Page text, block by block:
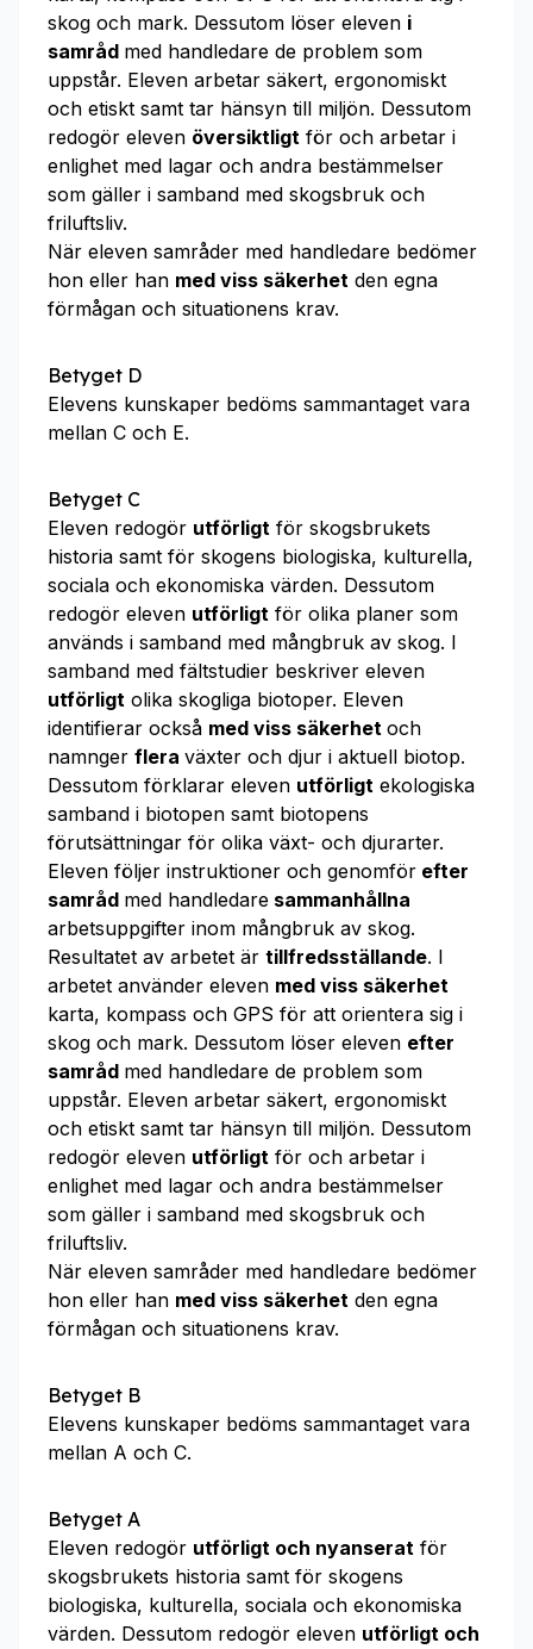
skog och mark. Dessutom löser eleven i
samråd med handledare de problem som
uppstår. Eleven arbetar säkert, ergonomiskt
och etiskt samt tar hänsyn till miljön. Dessutom
redogör eleven översiktligt för och arbetar i
enlighet med lagar och andra bestämmelser
som gäller i samband med skogsbruk och
friluftsliv.
När eleven samråder med handledare bedömer
hon eller han med viss säkerhet den egna
förmågan och situationens krav.
Betyget D
Elevens kunskaper bedöms sammantaget vara
mellan C och E.
Betyget C
Eleven redogör utförligt för skogsbrukets
historia samt för skogens biologiska, kulturella,
sociala och ekonomiska värden. Dessutom
redogör eleven utförligt för olika planer som
används i samband med mångbruk av skog. I
samband med fältstudier beskriver eleven
utförligt olika skogliga biotoper. Eleven
identifierar också med viss säkerhet och
namnger flera växter och djur i aktuell biotop.
Dessutom förklarar eleven utförligt ekologiska
samband i biotopen samt biotopens
förutsättningar för olika växt- och djurarter.
Eleven följer instruktioner och genomför efter
samråd med handledare sammanhållna
arbetsuppgifter inom mångbruk av skog.
Resultatet av arbetet är tillfredsställande. I
arbetet använder eleven med viss säkerhet
karta, kompass och GPS för att orientera sig i
skog och mark. Dessutom löser eleven efter
samråd med handledare de problem som
uppstår. Eleven arbetar säkert, ergonomiskt
och etiskt samt tar hänsyn till miljön. Dessutom
redogör eleven utförligt för och arbetar i
enlighet med lagar och andra bestämmelser
som gäller i samband med skogsbruk och
friluftsliv.
När eleven samråder med handledare bedömer
hon eller han med viss säkerhet den egna
förmågan och situationens krav.
Betyget B
Elevens kunskaper bedöms sammantaget vara
mellan A och C.
Betyget A
Eleven redogör utförligt och nyanserat för
skogsbrukets historia samt för skogens
biologiska, kulturella, sociala och ekonomiska
värden. Dessutom redogör eleven utförligt och